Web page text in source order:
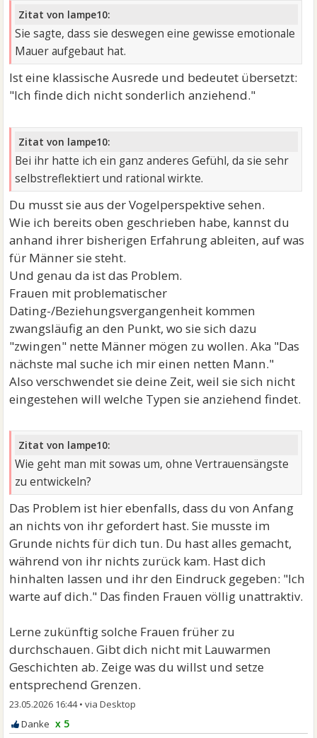
Zitat von lampe10:
Sie sagte, dass sie deswegen eine gewisse emotionale
Mauer aufgebaut hat.
Ist eine klassische Ausrede und bedeutet übersetzt:
"Ich finde dich nicht sonderlich anziehend."
Zitat von lampe10:
Bei ihr hatte ich ein ganz anderes Gefühl, da sie sehr
selbstreflektiert und rational wirkte.
Du musst sie aus der Vogelperspektive sehen.
Wie ich bereits oben geschrieben habe, kannst du
anhand ihrer bisherigen Erfahrung ableiten, auf was
für Männer sie steht.
Und genau da ist das Problem.
Frauen mit problematischer
Dating-/Beziehungsvergangenheit kommen
zwangsläufig an den Punkt, wo sie sich dazu
"zwingen" nette Männer mögen zu wollen. Aka "Das
nächste mal suche ich mir einen netten Mann."
Also verschwendet sie deine Zeit, weil sie sich nicht
eingestehen will welche Typen sie anziehend findet.
Zitat von lampe10:
Wie geht man mit sowas um, ohne Vertrauensängste
zu entwickeln?
Das Problem ist hier ebenfalls, dass du von Anfang
an nichts von ihr gefordert hast. Sie musste im
Grunde nichts für dich tun. Du hast alles gemacht,
während von ihr nichts zurück kam. Hast dich
hinhalten lassen und ihr den Eindruck gegeben: "Ich
warte auf dich." Das finden Frauen völlig unattraktiv.
Lerne zukünftig solche Frauen früher zu
durchschauen. Gibt dich nicht mit Lauwarmen
Geschichten ab. Zeige was du willst und setze
entsprechend Grenzen.
23.05.2026 16:44•
x 5